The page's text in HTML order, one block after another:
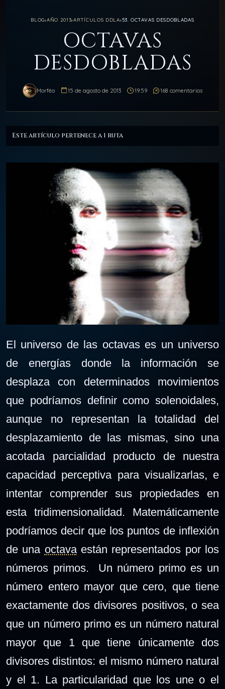
BLOG›AÑO 2013›ARTÍCULOS DDLA›53. OCTAVAS DESDOBLADAS
OCTAVAS
DESDOBLADAS
Morféo 15 de agosto de 2013 19:59 168 comentarios
Este artículo pertenece a 1 ruta
El universo de las octavas es un universo
de energías donde la información se
desplaza con determinados movimientos
que podríamos definir como solenoidales,
aunque no representan la totalidad del
desplazamiento de las mismas, sino una
acotada parcialidad producto de nuestra
capacidad perceptiva para visualizarlas, e
intentar comprender sus propiedades en
esta tridimensionalidad. Matemáticamente
podríamos decir que los puntos de inflexión
de una octavaestán representados por los
números primos. Un número primo es un
número entero mayor que cero, que tiene
exactamente dos divisores positivos, o sea
que un número primo es un número natural
mayor que 1 que tiene únicamente dos
divisores distintos: el mismo número natural
y el 1. La particularidad que los une o el